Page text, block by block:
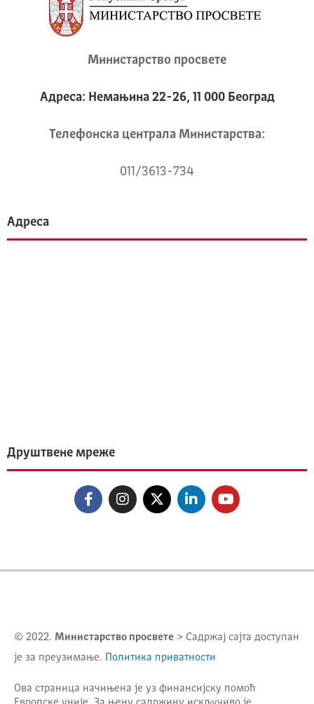
Министарство просвете
Адреса: Немањина 22-26, 11 000 Београд
Телeфонска централа Mинистарства:
011/3613-734
Адреса
Друштвене мреже
© 2022. Министарство просвете > Садржај сајта доступан
је за преузимање. Политика приватности
Ова страница начињена је уз финансијску помоћ